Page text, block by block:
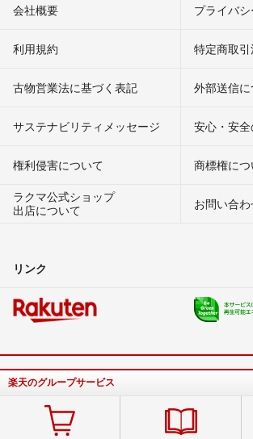
会社概要 プライバ
利用規約 特定商取
古物営業法に基づく表記 外部送信
サステナビリティメッセージ 安心・安
権利侵害について
商標権につ
ラクマ公式ショップ
出店について
お問い合
リンク
楽天のグループサービス